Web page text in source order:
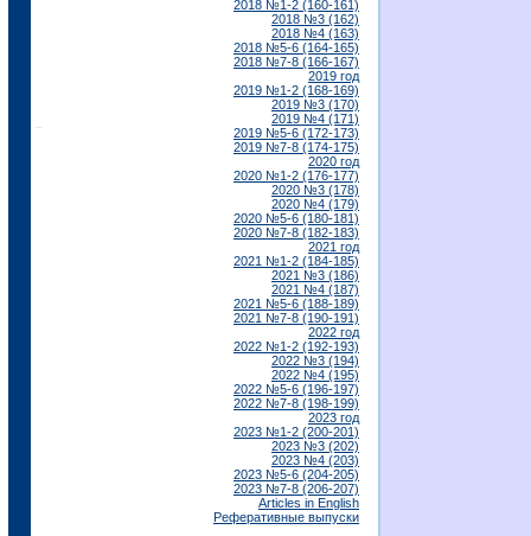
2018 №1-2 (160-161)
2018 №3 (162)
2018 №4 (163)
2018 №5-6 (164-165)
2018 №7-8 (166-167)
2019 год
2019 №1-2 (168-169)
2019 №3 (170)
2019 №4 (171)
2019 №5-6 (172-173)
2019 №7-8 (174-175)
2020 год
2020 №1-2 (176-177)
2020 №3 (178)
2020 №4 (179)
2020 №5-6 (180-181)
2020 №7-8 (182-183)
2021 год
2021 №1-2 (184-185)
2021 №3 (186)
2021 №4 (187)
2021 №5-6 (188-189)
2021 №7-8 (190-191)
2022 год
2022 №1-2 (192-193)
2022 №3 (194)
2022 №4 (195)
2022 №5-6 (196-197)
2022 №7-8 (198-199)
2023 год
2023 №1-2 (200-201)
2023 №3 (202)
2023 №4 (203)
2023 №5-6 (204-205)
2023 №7-8 (206-207)
Articles in English
Реферативные выпуски